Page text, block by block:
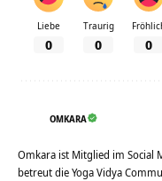
Liebe
0
Traurig
0 0
OMKARA
Omkara ist Mitglied im Social
betreut die Yoga Vidya